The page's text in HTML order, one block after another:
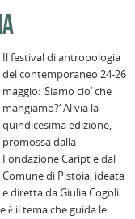
Il festival di antropologia
del contemporaneo 24-26
maggio: ‘Siamo cio’ che
mangiamo?‘ Al via la
quindicesima edizione,
promossa dalla
Fondazione Caript e dal
Comune di Pistoia, ideata
e diretta da Giulia Cogoli
è il tema che guida le